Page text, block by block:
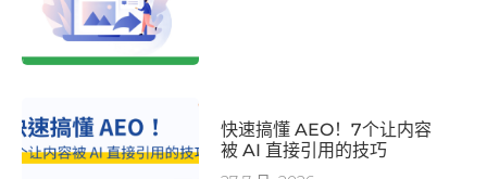
快速搞懂 AEO！7个让内容
被 AI 直接引用的技巧